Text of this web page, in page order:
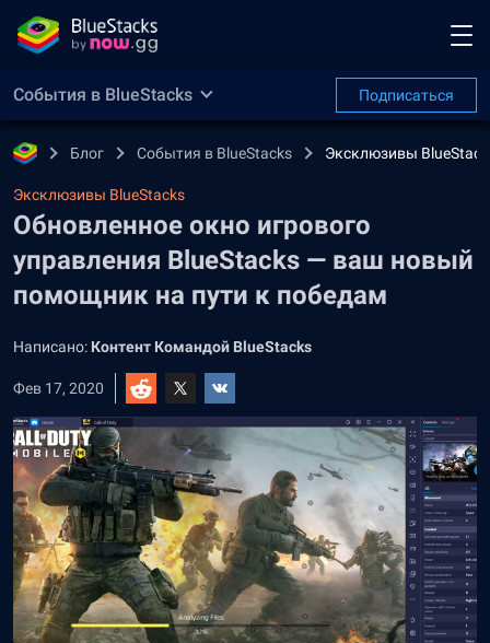
События в BlueStacks Подписаться
Блог События в BlueStacks Эксклюзивы
Эксклюзивы BlueStacks
Обновленное окно игрового
управления BlueStacks — ваш новый
помощник на пути к победам
Написано: Контент Командой BlueStacks
Фев 17, 2020